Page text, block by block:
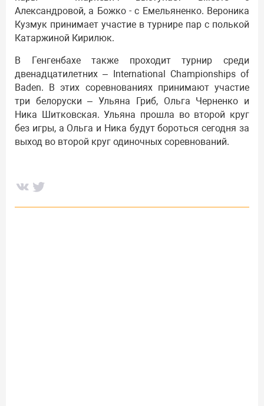
Александровой, а Божко - с Емельяненко. Вероника
Кузмук принимает участие в турнире пар с полькой
Катаржиной Кирилюк.
В Генгенбахе также проходит турнир среди
двенадцатилетних – International Championships of
Baden. В этих соревнованиях принимают участие
три белоруски – Ульяна Гриб, Ольга Черненко и
Ника Шитковская. Ульяна прошла во второй круг
без игры, а Ольга и Ника будут бороться сегодня за
выход во второй круг одиночных соревнований.